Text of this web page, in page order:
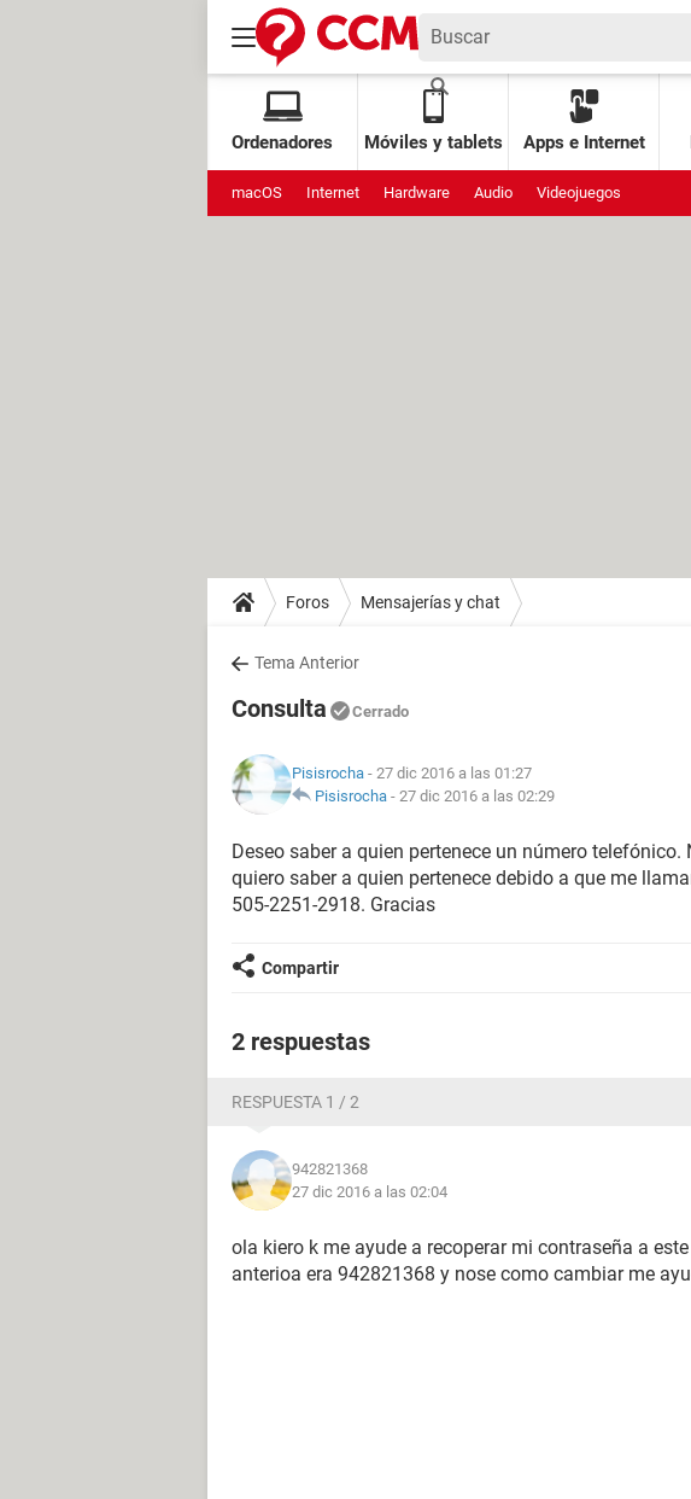
Ordenadores Móviles y tablets Apps e Internet
macOS Internet Hardware Audio Videojuegos
Foros Mensajerías y chat
Tema Anterior
Consulta Cerrado
Pisisrocha - 27 dic 2016 a las 01:27
Pisisrocha - 27 dic 2016 a las 02:29
Deseo saber a quien pertenece un número
quiero saber a quien pertenece debido a que me
505-2251-2918. Gracias
Compartir
2 respuestas
RESPUESTA 1 / 2
942821368
27 dic 2016 a las 02:04
ola kiero k me ayude a recoperar mi contraseña a
anterioa era 942821368 y nose como cambiar me